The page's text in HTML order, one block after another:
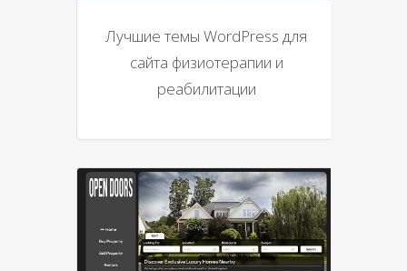
Лучшие темы WordPress для
сайта физиотерапии и
реабилитации